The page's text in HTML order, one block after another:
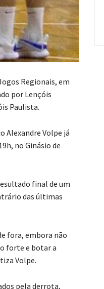
Regionais, em
por Lençóis
Paulista.
Alexandre Volpe já
no Ginásio de
final de um
das últimas
fora, embora não
forte e botar a
Volpe.
pela derrota,